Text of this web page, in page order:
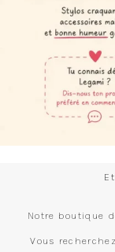
Notre boutique
Vous